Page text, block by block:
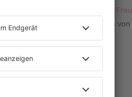
Mit den Waffeln einer Frau
an das ein oder andere Geheimnis von
einfach nachhören: